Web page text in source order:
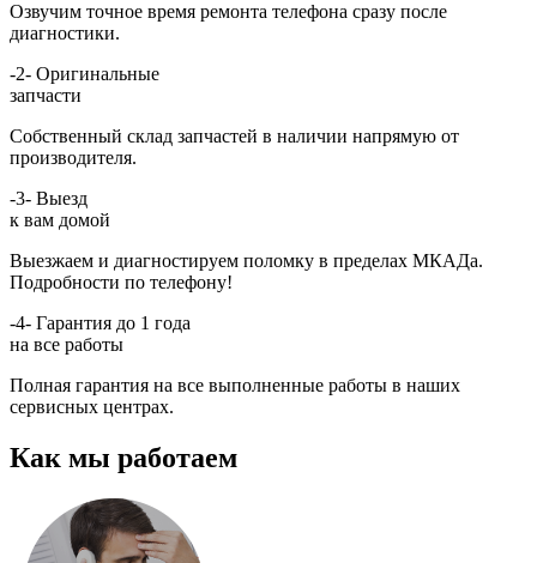
Озвучим точное время ремонта телефона сразу после
диагностики.
-2- Оригинальные
запчасти
Собственный склад запчастей в наличии напрямую от
производителя.
-3- Выезд
к вам домой
Выезжаем и диагностируем поломку в пределах МКАДа.
Подробности по телефону!
-4- Гарантия до 1 года
на все работы
Полная гарантия на все выполненные работы в наших
сервисных центрах.
Как мы работаем